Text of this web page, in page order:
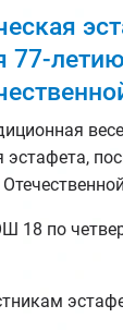
77-
эстафета,
по